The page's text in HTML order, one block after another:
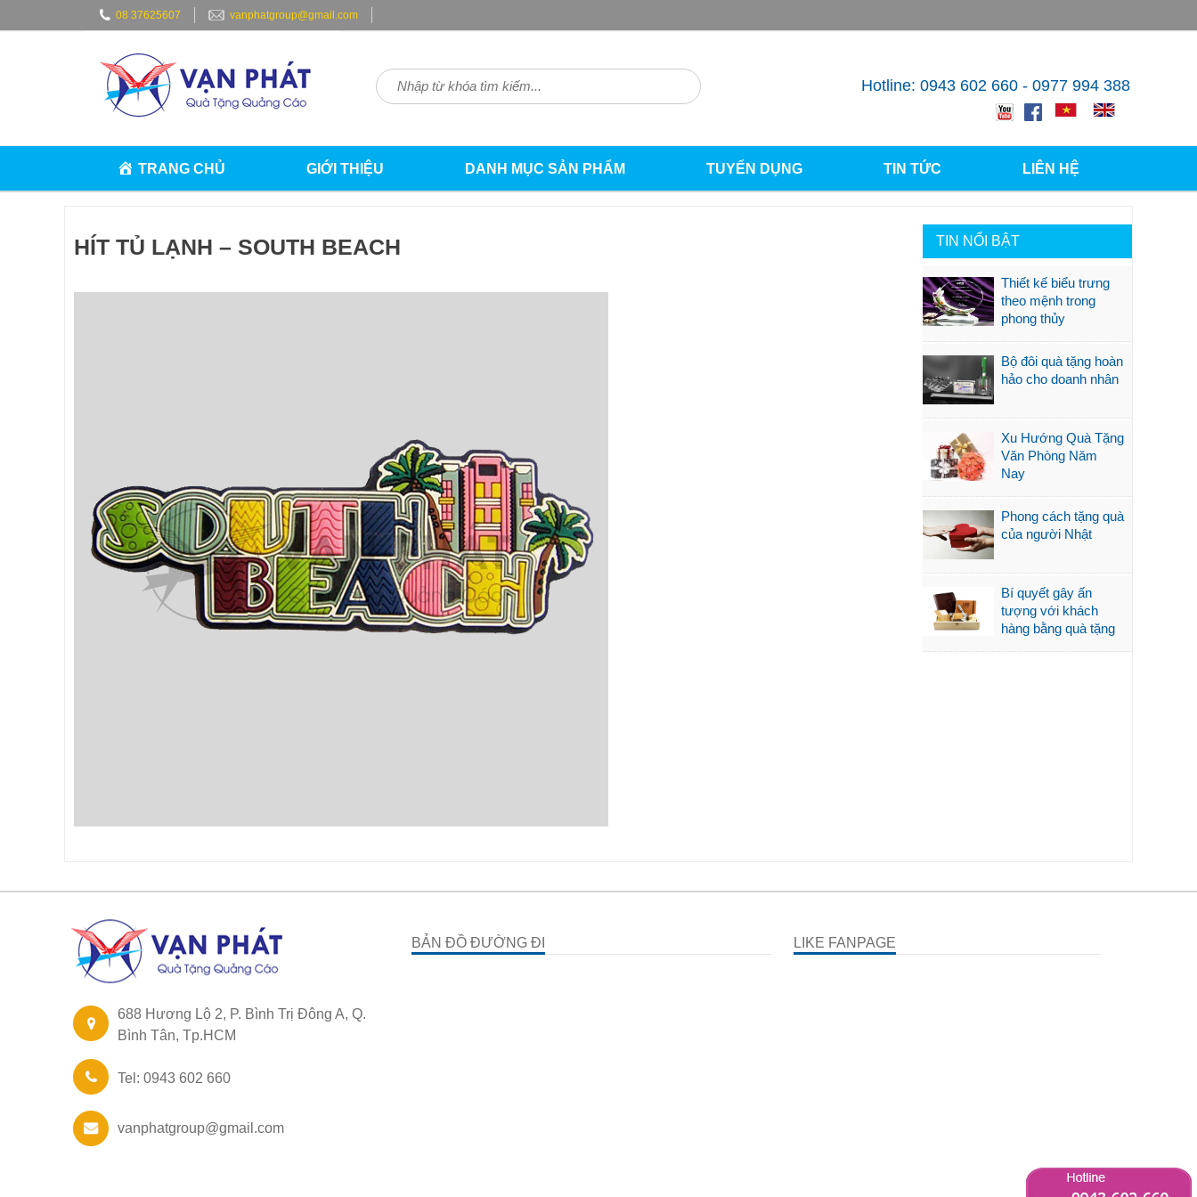
to
08 37625607 vanphatgroup@gmail.com
Hotline: 0943 602 660 - 0977 994 388
TRANG CHỦ GIỚI THIỆU DANH MỤC SẢN PHẨM TUYỂN DỤNG TIN TỨC LIÊN HỆ
HÍT TỦ LẠNH – SOUTH BEACH TIN NỔI BẬT
Thiết kế biểu trưng
theo mệnh trong
phong thủy
Bộ đôi quà tặng hoàn
hảo cho doanh nhân
Xu Hướng Quà Tặng
Văn Phòng Năm
Nay
Phong cách tặng quà
của người Nhật
Bí quyết gây ấn
tượng với khách
hàng bằng quà tặng
688 Hương Lộ 2, P. Bình Trị Đông A, Q.
Bình Tân, Tp.HCM
Tel: 0943 602 660
vanphatgroup@gmail.com
BẢN ĐỒ ĐƯỜNG ĐI LIKE FANPAGE